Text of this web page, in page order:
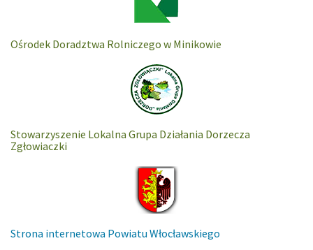
Ośrodek Doradztwa Rolniczego w Minikowie
Stowarzyszenie Lokalna Grupa Działania Dorzecza
Zgłowiaczki
Strona internetowa Powiatu Włocławskiego